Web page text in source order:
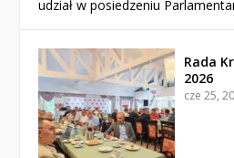
udział w posiedzeniu
Rada
2026
cze 25,